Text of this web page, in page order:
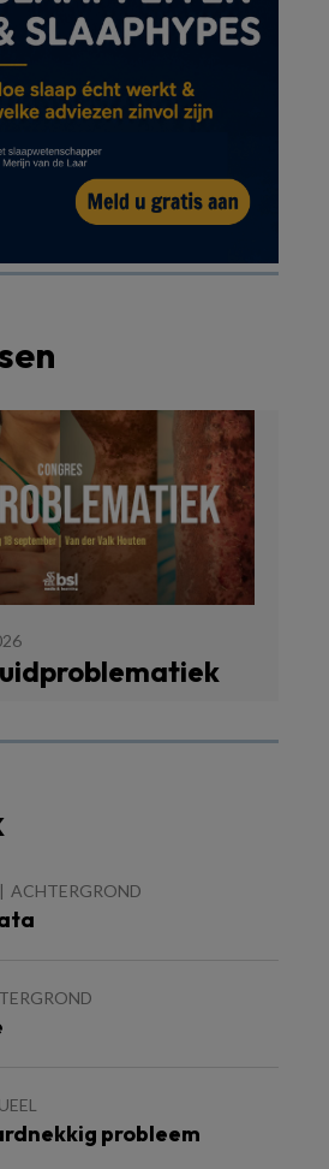
ACHTERGROND
probleem